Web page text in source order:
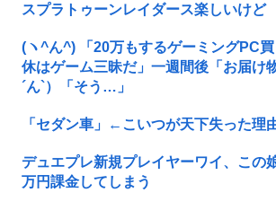
スプラトゥーンレイダース楽しいけど
(ヽ^ん^) 「20万もするゲーミングPC
休はゲーム三昧だ」一週間後「お届け
´ん`）「そう…」
「セダン車」←こいつが天下失った理
デュエプレ新規プレイヤーワイ、この
万円課金してしまう